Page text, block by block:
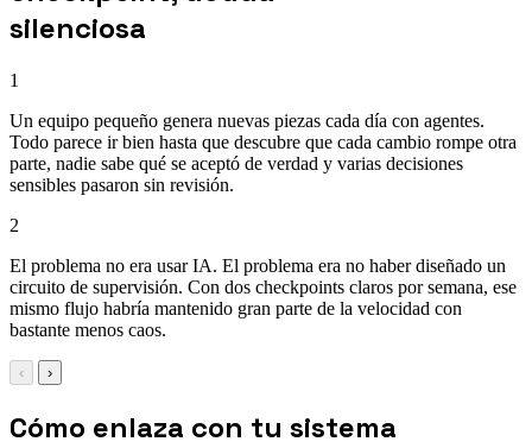
silenciosa
1
Un equipo pequeño genera nuevas piezas cada día con agentes.
Todo parece ir bien hasta que descubre que cada cambio rompe otra
parte, nadie sabe qué se aceptó de verdad y varias decisiones
sensibles pasaron sin revisión.
2
El problema no era usar IA. El problema era no haber diseñado un
circuito de supervisión. Con dos checkpoints claros por semana, ese
mismo flujo habría mantenido gran parte de la velocidad con
bastante menos caos.
‹ ›
Cómo enlaza con tu sistema